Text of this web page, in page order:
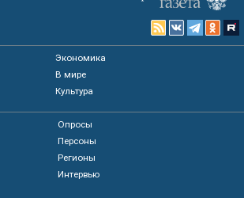
Экономика
В мире
Культура
Опросы
Персоны
Регионы
Интервью